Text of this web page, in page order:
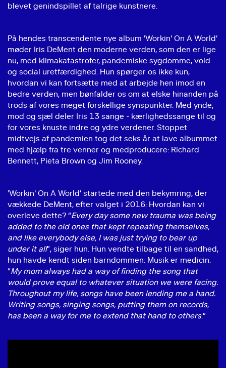
blevet genindspillet af talrige kunstnere.
På hendes transcendente nye album ’Workin' On A World’
møder Iris DeMent den moderne verden, som den er lige
nu, med klimakatastrofer, pandemiske sygdomme, vold
og social uretfærdighed. Hun spørger os ikke kun,
hvordan vi kan fortsætte med at arbejde hen imod en
bedre verden, men bønfalder os om at elske hinanden på
trods af vores meget forskellige synspunkter. Med ynde,
mod og sjæl deler Iris 13 sange - kærlighedssange til og
for vores knuste indre og ydre verdener. Stoppet
midtvejs af pandemien tog det seks år at lave albummet
med hjælp fra tre venner og medproducere: Richard
Bennett, Pieta Brown og Jim Rooney.
’Workin' On A World’ startede med den bekymring, der
vækkede DeMent, efter valget i 2016: Hvordan kan vi
overleve dette? “Every day some new trauma was being
added to the old ones that kept repeating themselves,
and like everybody else, I was just trying to bear up
under it all”, siger hun. Hun vendte tilbage til en sandhed,
hun havde kendt siden barndommen: Musik er medicin.
“My mom always had a way of finding the song that
would prove equal to whatever situation we were facing.
Throughout my life, songs have been lending me a hand.
Writing songs, singing songs, putting them on records,
has been a way for me to extend that hand to others.”